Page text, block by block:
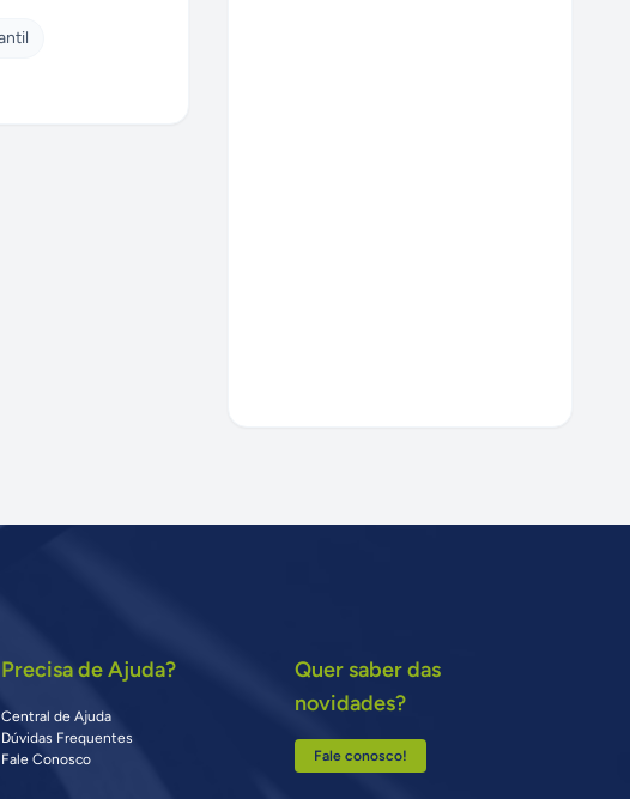
Precisa de Ajuda?
Central de Ajuda
Dúvidas Frequentes
Fale Conosco
Quer saber das
novidades?
Fale conosco!